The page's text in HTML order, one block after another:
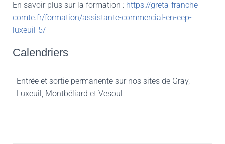
En savoir plus sur la formation : https://greta-franche-
comte.fr/formation/assistante-commercial-en-eep-
luxeuil-5/
Calendriers
Entrée et sortie permanente sur nos sites de Gray,
Luxeuil, Montbéliard et Vesoul